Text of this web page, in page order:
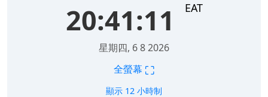
20:41:11 EAT
星期四, 6 8 2026
全螢幕 ⛶
顯示 12 小時制